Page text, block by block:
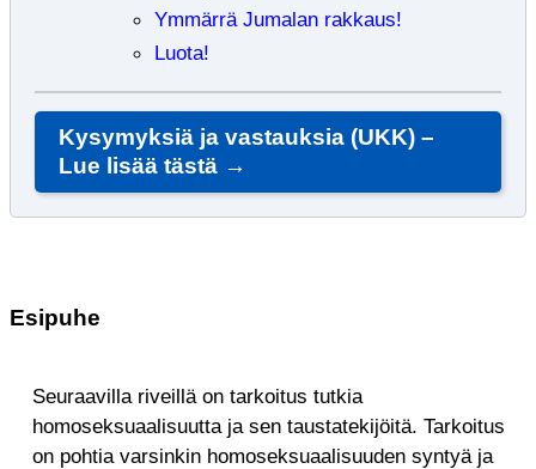
Ymmärrä Jumalan rakkaus!
Luota!
Kysymyksiä ja vastauksia (UKK) –
Lue lisää tästä →
Esipuhe
Seuraavilla riveillä on tarkoitus tutkia
homoseksuaalisuutta ja sen taustatekijöitä. Tarkoitus
on pohtia varsinkin homoseksuaalisuuden syntyä ja